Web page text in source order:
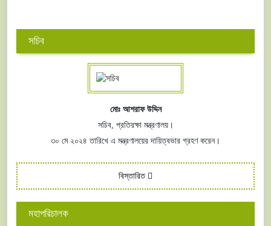
সচিব
মোঃ আশরাফ উদ্দিন
সচিব, প্রতিরক্ষা মন্ত্রণালয়।
৩০ মে ২০২৪ তারিখে এ মন্ত্রণালয়ের দায়িত্বভার গ্রহণ করেন।
বিস্তারিত
মহাপরিচালক